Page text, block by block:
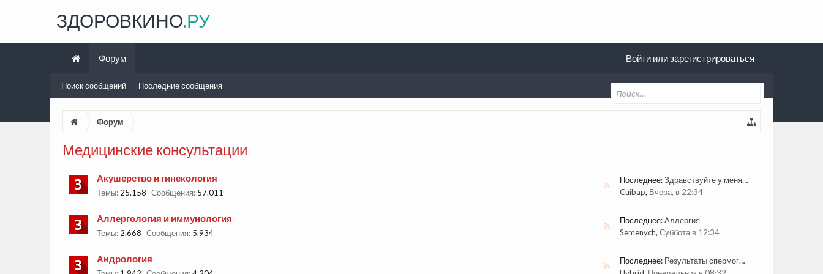
Форум
Медицинские консультации
Акушерство и гинекология
Темы: 25.158 Сообщения: 57.011
Последнее:Здравствуйте у меня такая проблема.
Cuibap, Вчера, в 22:34
Аллергология и иммунология
Темы: 2.668 Сообщения: 5.934
Последнее:Аллергия
Semenych, Суббота в 12:34
Андрология Последнее: Результаты спермограммы
ЗДОРОВКИНО.РУ
Форум
Поиск сообщений Последние сообщения
Войти или зарегистрироваться